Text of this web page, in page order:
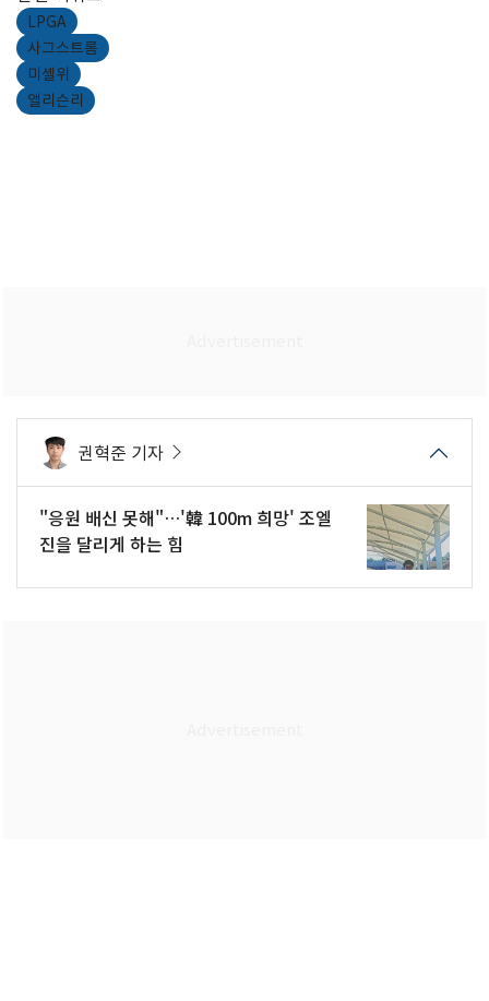
LPGA
사그스트롬
미셸위
앨리슨리
권혁준 기자
"응원 배신 못해"…'韓 100m 희망' 조엘
진을 달리게 하는 힘